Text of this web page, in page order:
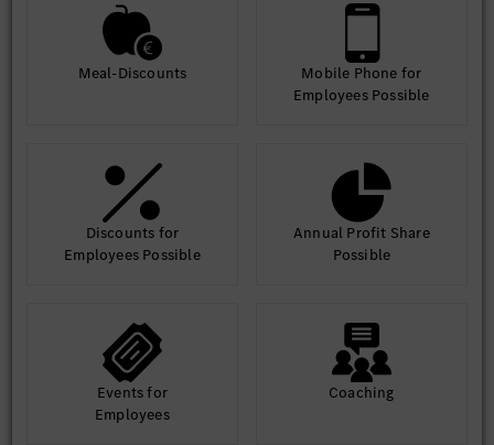
Meal-Discounts
Mobile Phone for
Employees Possible
Discounts for
Employees Possible
Annual Profit Share
Possible
Events for
Employees
Coaching